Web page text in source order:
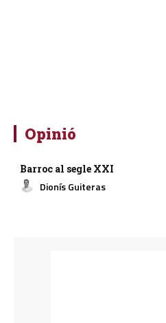
Opinió
Barroc al segle XXI
Dionís Guiteras